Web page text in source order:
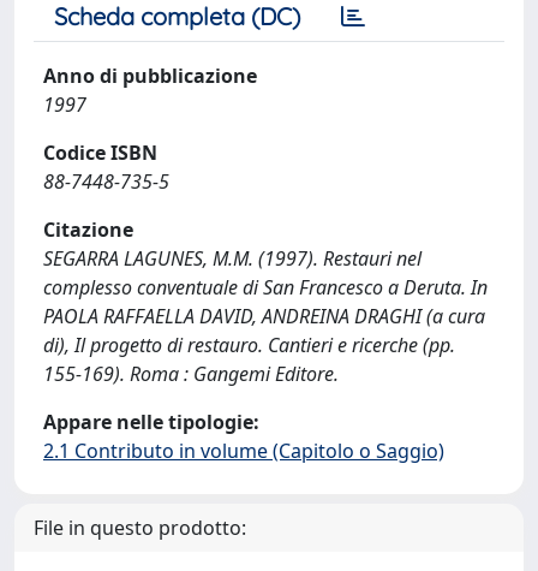
Scheda completa (DC)
Anno di pubblicazione
1997
Codice ISBN
88-7448-735-5
Citazione
SEGARRA LAGUNES, M.M. (1997). Restauri nel
complesso conventuale di San Francesco a Deruta. In
PAOLA RAFFAELLA DAVID, ANDREINA DRAGHI (a cura
di), Il progetto di restauro. Cantieri e ricerche (pp.
155-169). Roma : Gangemi Editore.
Appare nelle tipologie:
2.1 Contributo in volume (Capitolo o Saggio)
File in questo prodotto: